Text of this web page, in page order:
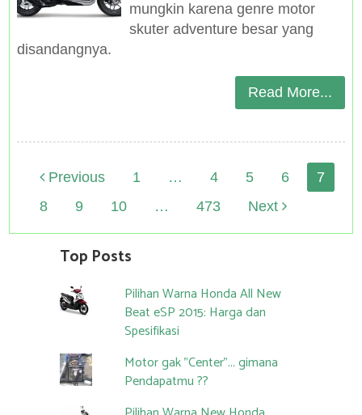
mungkin karena genre motor
skuter adventure besar yang
disandangnya.
Read More...
Posts
navigation
Previous 1 … 4 5 6
7
8
9 10 … 473 Next
Top Posts
Pilihan Warna Honda All New
Beat eSP 2015: Harga dan
Spesifikasi
Motor gak "Center"... gimana
Pendapatmu ??